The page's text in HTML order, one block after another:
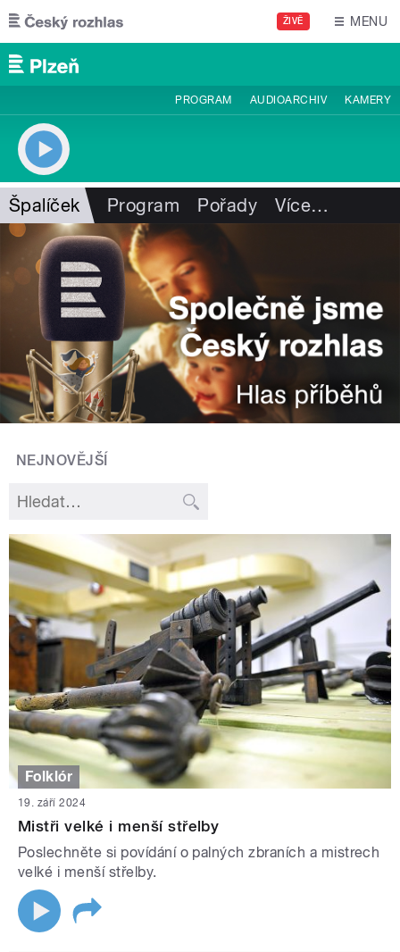
Přejít k hlavnímu obsahu
ŽIVĚ MENU
PROGRAM AUDIOARCHIV KAMERY
Špalíček Program Pořady Více…
NEJNOVĚJŠÍ
Folklór
19. září 2024
Mistři velké i menší střelby
Poslechněte si povídání o palných zbraních a mistrech
velké i menší střelby.